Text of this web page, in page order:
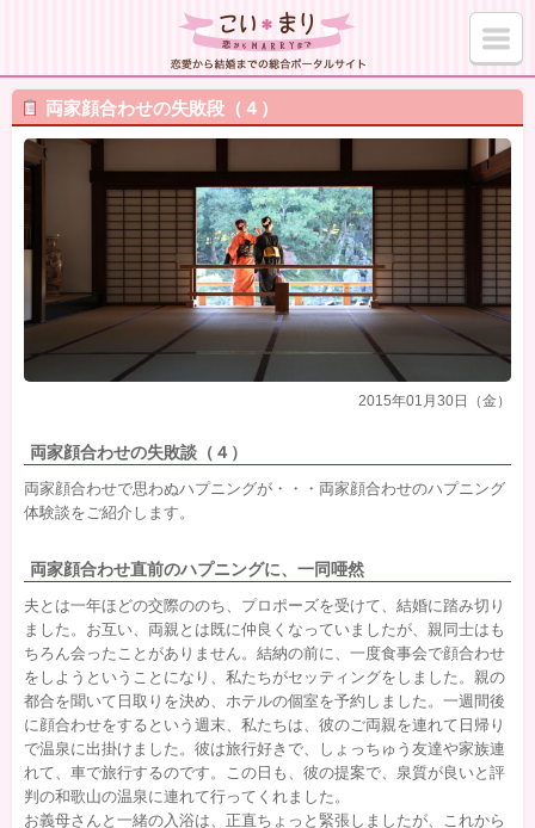
両家顔合わせの失敗段（４）
2015年01月30日（金）
両家顔合わせの失敗談（４）
両家顔合わせで思わぬハプニングが・・・両家顔合わせのハプニング
体験談をご紹介します。
両家顔合わせ直前のハプニングに、一同唖然
夫とは一年ほどの交際ののち、プロポーズを受けて、結婚に踏み切り
ました。お互い、両親とは既に仲良くなっていましたが、親同士はも
ちろん会ったことがありません。結納の前に、一度食事会で顔合わせ
をしようということになり、私たちがセッティングをしました。親の
都合を聞いて日取りを決め、ホテルの個室を予約しました。一週間後
に顔合わせをするという週末、私たちは、彼のご両親を連れて日帰り
で温泉に出掛けました。彼は旅行好きで、しょっちゅう友達や家族連
れて、車で旅行するのです。この日も、彼の提案で、泉質が良いと評
判の和歌山の温泉に連れて行ってくれました。
お義母さんと一緒の入浴は、正直ちょっと緊張しましたが、これから